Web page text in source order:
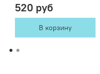
520 руб
В корзину